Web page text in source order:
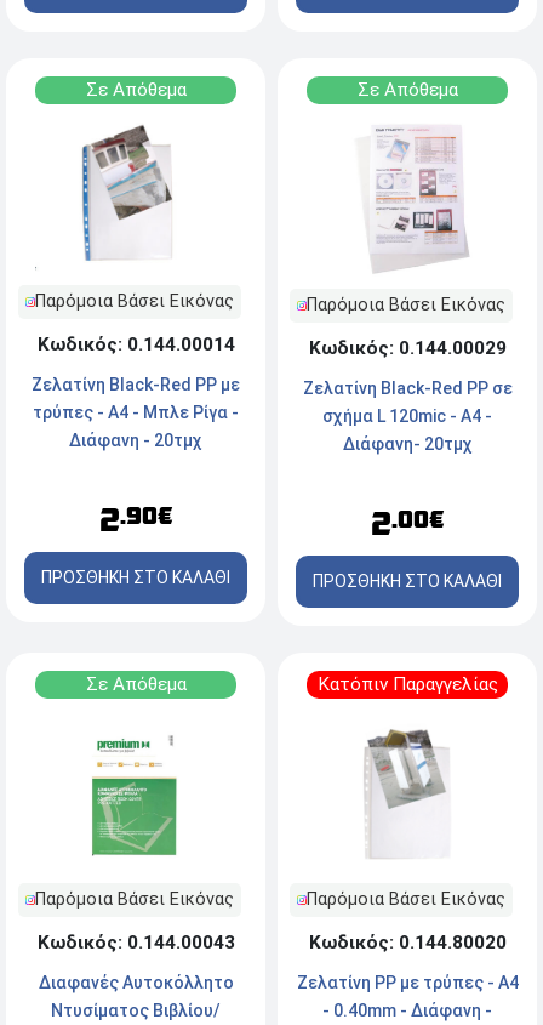
Σε Απόθεμα
Παρόμοια Βάσει Εικόνας
Κωδικός: 0.144.00014
Ζελατίνη Black-Red PP με
τρύπες - Α4 - Μπλε Ρίγα -
Διάφανη - 20τμχ
2.90€
ΠΡΟΣΘΗΚΗ ΣΤΟ ΚΑΛΑΘΙ
Σε Απόθεμα
Παρόμοια Βάσει Εικόνας
Κωδικός: 0.144.00029
Zελατίνη Black-Red PP σε
σχήμα L 120mic - A4 -
Διάφανη- 20τμχ
2.00€
ΠΡΟΣΘΗΚΗ ΣΤΟ ΚΑΛΑΘΙ
Σε Απόθεμα
Παρόμοια Βάσει Εικόνας
Κωδικός: 0.144.00043
Διαφανές Αυτοκόλλητο
Ντυσίματος Βιβλίου/
Κατόπιν Παραγγελίας
Παρόμοια Βάσει Εικόνας
Κωδικός: 0.144.80020
Ζελατίνη PP με τρύπες - A4
- 0.40mm - Διάφανη -